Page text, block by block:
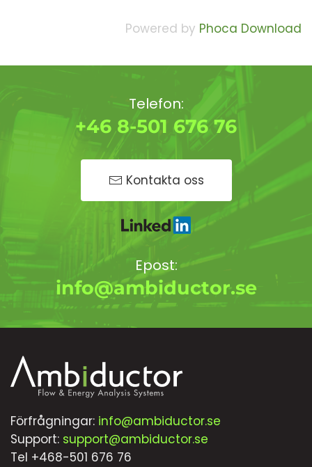
Powered by Phoca Download
Telefon:
+46 8-501 676 76
Kontakta oss
Epost:
info@ambiductor.se
Förfrågningar: info@ambiductor.se
Support: support@ambiductor.se
Tel +468-501 676 76